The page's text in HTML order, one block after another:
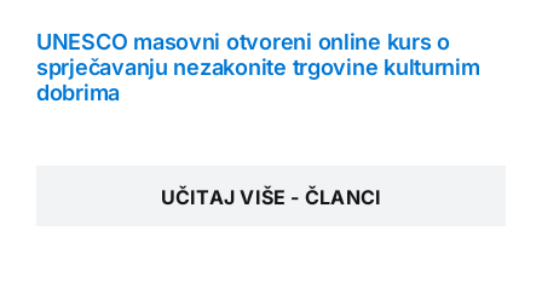
UNESCO masovni otvoreni online kurs o
sprječavanju nezakonite trgovine kulturnim
dobrima
UČITAJ VIŠE - ČLANCI